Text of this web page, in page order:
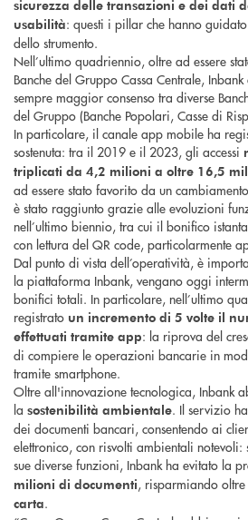
sicurezza delle transazioni e dei dati
usabilità: questi i pillar che hanno
dello strumento.
Nell’ultimo quadriennio, oltre ad essere
Banche del Gruppo Cassa Centrale,
sempre maggior consenso tra diverse
del Gruppo (Banche Popolari, Casse di
In particolare, il canale app mobile ha
sostenuta: tra il 2019 e il 2023, gli accessi
triplicati da 4,2 milioni a oltre 16,5
ad essere stato favorito da un
è stato raggiunto grazie alle evoluzioni
nell’ultimo biennio, tra cui il bonifico
con lettura del QR code, particolarmente
Dal punto di vista dell’operatività, è
la piattaforma Inbank, vengano oggi
bonifici totali. In particolare, nell’ultimo
registrato un incremento di 5 volte il
effettuati tramite app: la riprova del
di compiere le operazioni bancarie in
tramite smartphone.
Oltre all'innovazione tecnologica, Inbank
la sostenibilità ambientale. Il servizio
dei documenti bancari, consentendo ai
elettronico, con risvolti ambientali
sue diverse funzioni, Inbank ha evitato la
milioni di documenti, risparmiando oltre
carta.